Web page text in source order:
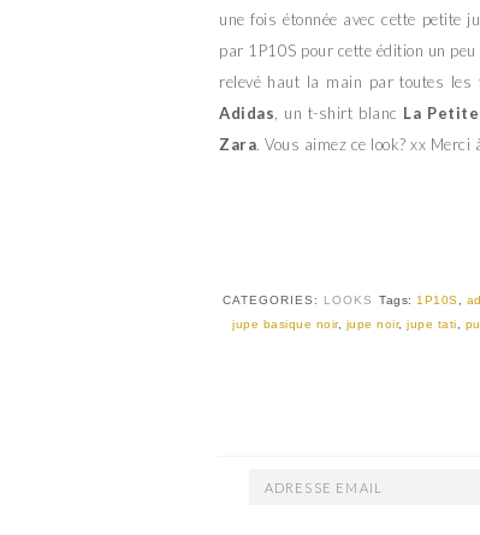
une fois étonnée avec cette petite
par 1P10S pour cette édition un
relevé haut la main par toutes
Adidas, un t-shirt blanc La
Zara. Vous aimez ce look? xx Merci
CATEGORIES: LOOKS Tags: 1P10S,
jupe basique noir, jupe noir,jupe tati,
ADRESSE